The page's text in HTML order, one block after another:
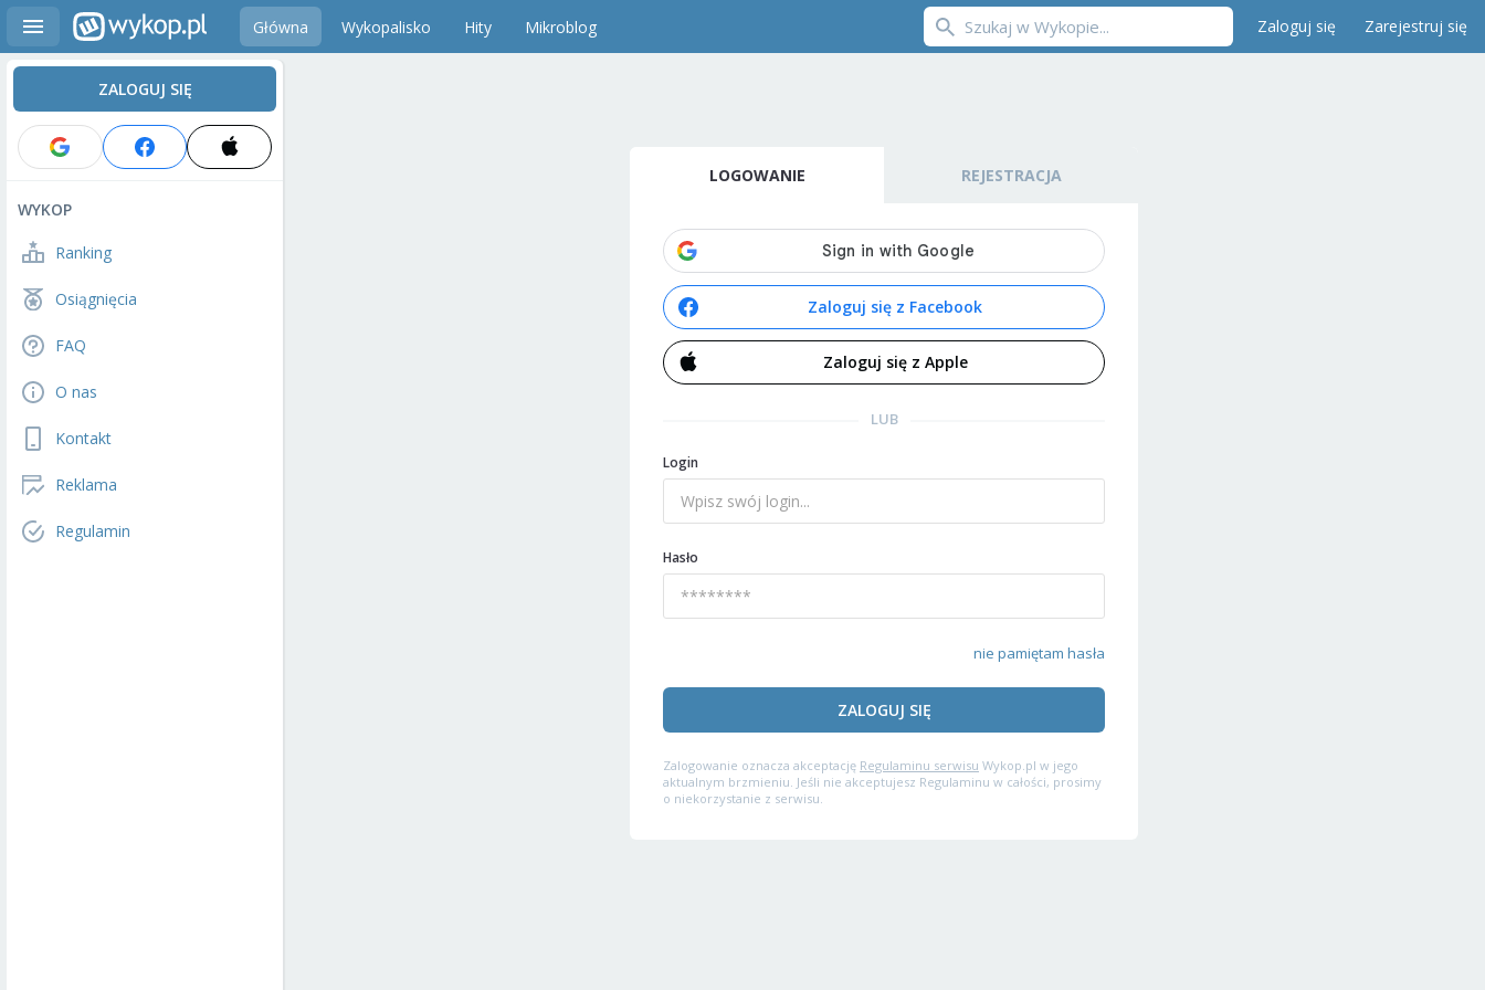
Główna Wykopalisko Hity Mikroblog Zaloguj się Zarejestruj się
ZALOGUJ SIĘ
WYKOP
Ranking
Osiągnięcia
FAQ
O nas
Kontakt
Reklama
Regulamin
LOGOWANIE REJESTRACJA
Zaloguj się z Facebook
Zaloguj się z Apple
LUB
Login
Hasło
nie pamiętam hasła
ZALOGUJ SIĘ
Zalogowanie oznacza akceptację Regulaminu serwisu Wykop.pl w jego
aktualnym brzmieniu. Jeśli nie akceptujesz Regulaminu w całości, prosimy
o niekorzystanie z serwisu.